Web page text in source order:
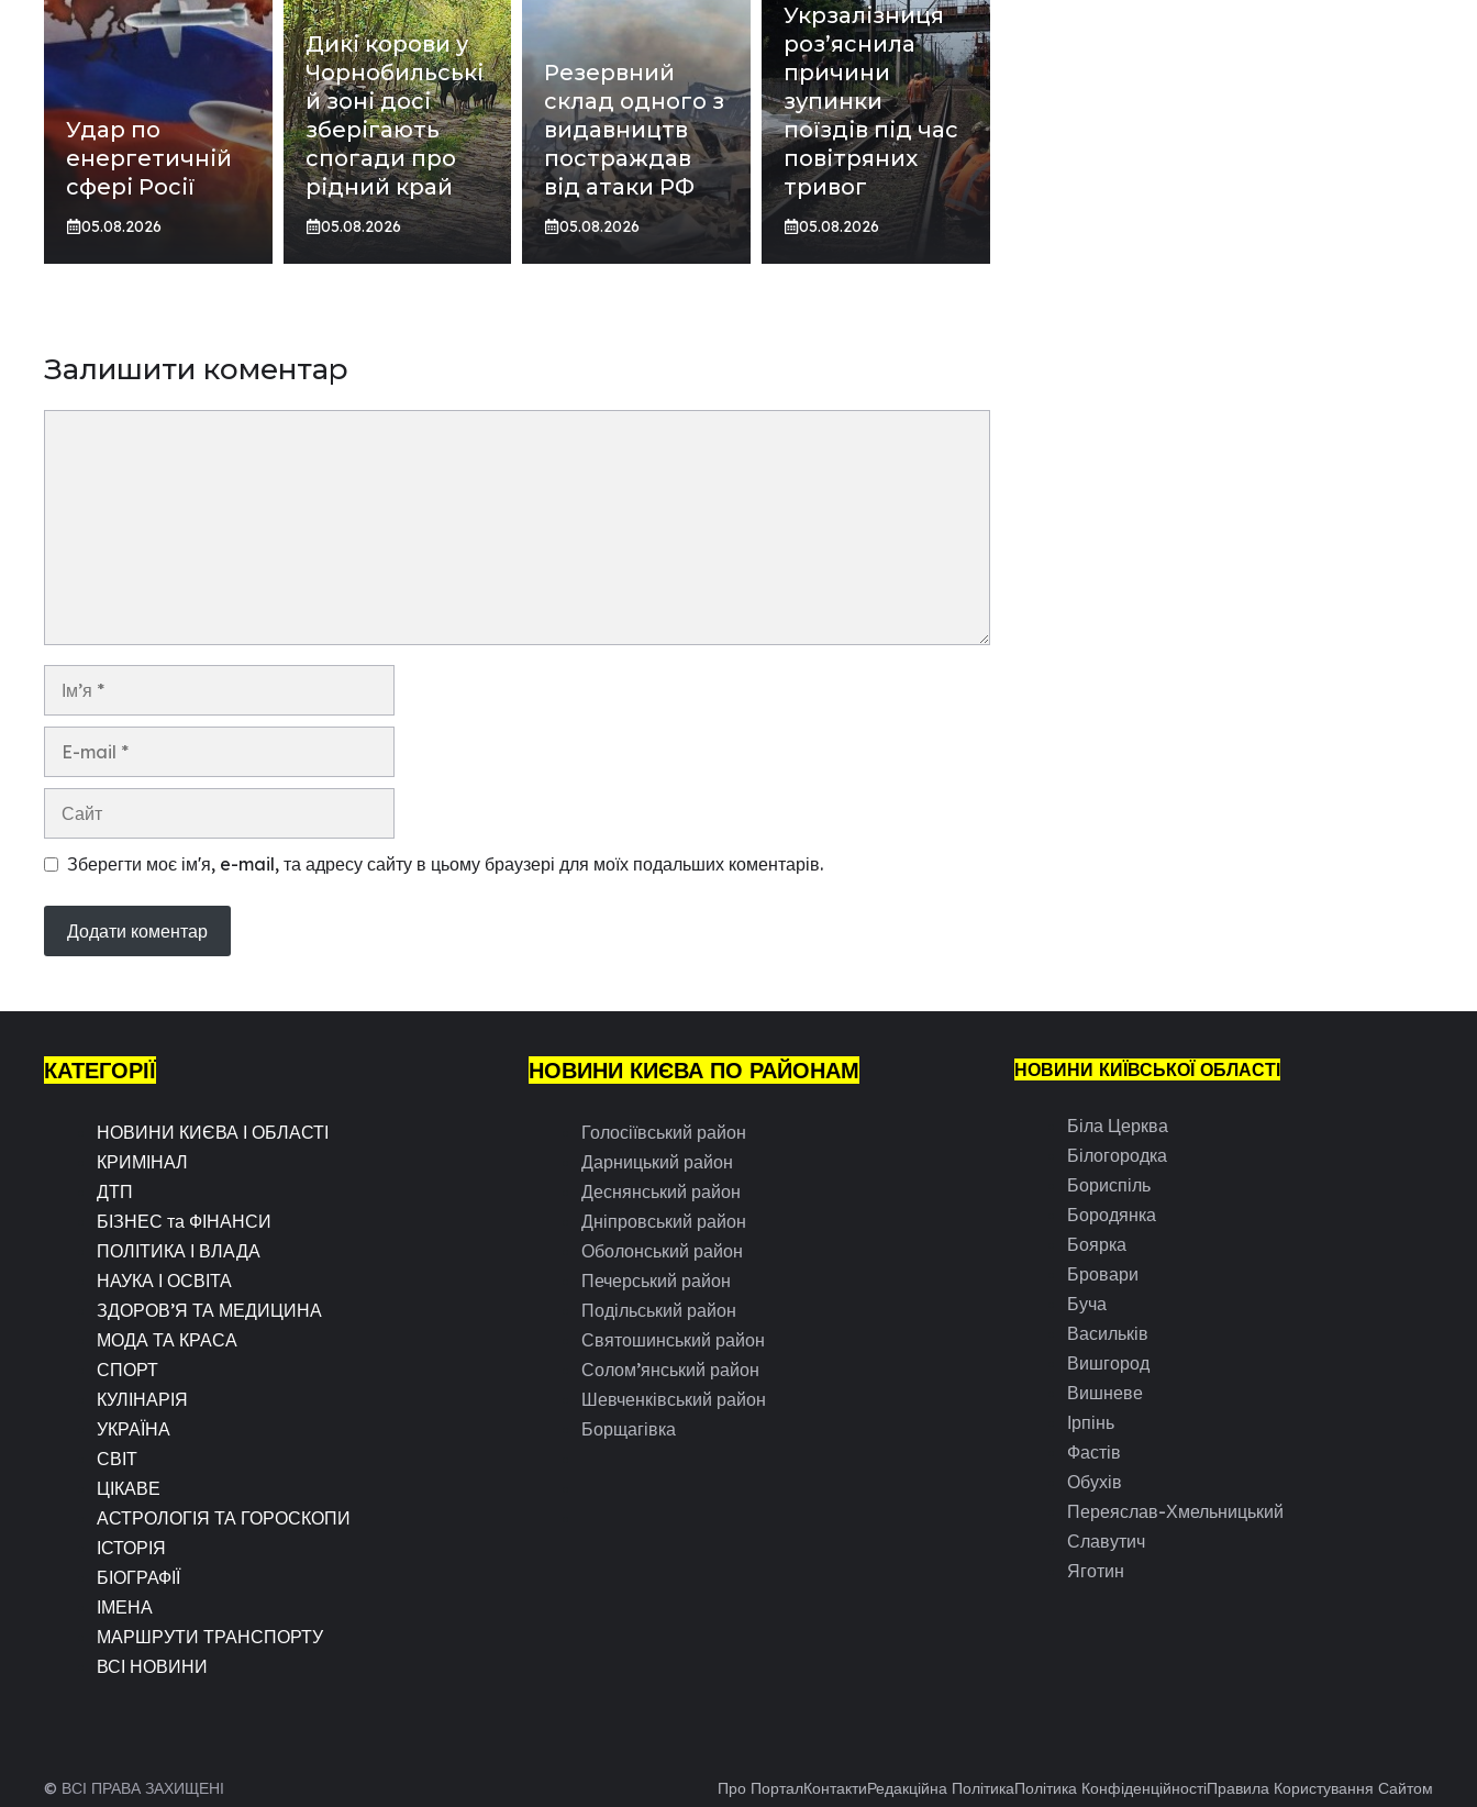
Удар по
енергетичній
сфері Росії
05.08.2026
Дикі корови у
Чорнобильські
й зоні досі
зберігають
спогади про
рідний край
05.08.2026
Резервний
склад одного з
видавництв
постраждав
від атаки РФ
05.08.2026
Укрзалізниця
роз’яснила
причини
зупинки
поїздів під час
повітряних
тривог
05.08.2026
Залишити коментар
Зберегти моє ім'я, e-mail, та адресу сайту в цьому браузері для моїх подальших коментарів.
КАТЕГОРІЇ
НОВИНИ КИЄВА І ОБЛАСТІ
КРИМІНАЛ
ДТП
БІЗНЕС та ФІНАНСИ
ПОЛІТИКА І ВЛАДА
НАУКА І ОСВІТА
ЗДОРОВ’Я ТА МЕДИЦИНА
МОДА ТА КРАСА
СПОРТ
КУЛІНАРІЯ
УКРАЇНА
СВІТ
ЦІКАВЕ
АСТРОЛОГІЯ ТА ГОРОСКОПИ
ІСТОРІЯ
БІОГРАФІЇ
ІМЕНА
МАРШРУТИ ТРАНСПОРТУ
ВСІ НОВИНИ
НОВИНИ КИЄВА ПО РАЙОНАМ
Голосіївський район
Дарницький район
Деснянський район
Дніпровський район
Оболонський район
Печерський район
Подільський район
Святошинський район
Солом’янський район
Шевченківський район
Борщагівка
НОВИНИ КИЇВСЬКОЇ ОБЛАСТІ
Біла Церква
Білогородка
Бориспіль
Бородянка
Боярка
Бровари
Буча
Васильків
Вишгород
Вишневе
Ірпінь
Фастів
Обухів
Переяслав-Хмельницький
Славутич
Яготин
© ВСІ ПРАВА ЗАХИЩЕНІ Про ПорталКонтактиРедакційна ПолітикаПолітика КонфіденційностіПравила Користування Сайтом